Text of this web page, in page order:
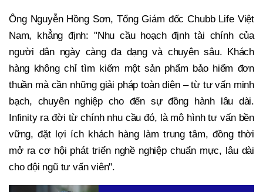
Ông Nguyễn Hồng Sơn, Tổng Giám đốc Chubb Life Việt
Nam, khẳng định: "Nhu cầu hoạch định tài chính của
người dân ngày càng đa dạng và chuyên sâu. Khách
hàng không chỉ tìm kiếm một sản phẩm bảo hiểm đơn
thuần mà cần những giải pháp toàn diện – từ tư vấn minh
bạch, chuyên nghiệp cho đến sự đồng hành lâu dài.
Infinity ra đời từ chính nhu cầu đó, là mô hình tư vấn bền
vững, đặt lợi ích khách hàng làm trung tâm, đồng thời
mở ra cơ hội phát triển nghề nghiệp chuẩn mực, lâu dài
cho đội ngũ tư vấn viên".